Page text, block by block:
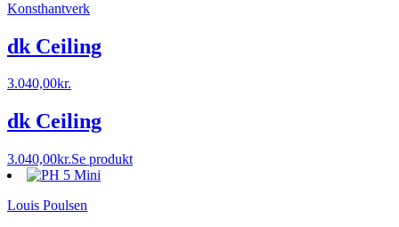
Konsthantverk
dk Ceiling
3.040,00kr.
dk Ceiling
3.040,00kr.Se produkt
Louis Poulsen